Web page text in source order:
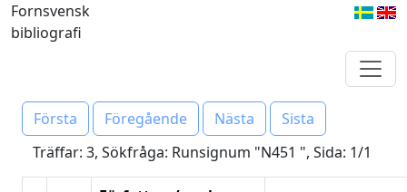
Fornsvensk
bibliografi
Första Föregående Nästa
Sista
Träffar: 3, Sökfråga: Runsignum "N451 ", Sida: 1/1